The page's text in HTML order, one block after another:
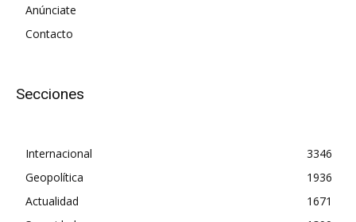
Anúnciate
Contacto
Secciones
Internacional
3346
Geopolítica
1936
Actualidad
1671